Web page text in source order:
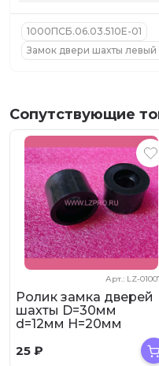
1000ПСБ.06.03.510Е-01
Замок двери шахты
Сопутствующие
Арт.: LZ-
Ролик замка дверей
шахты D=30мм
d=12мм H=20мм
0401.16.01.092К КМЗ
25₽